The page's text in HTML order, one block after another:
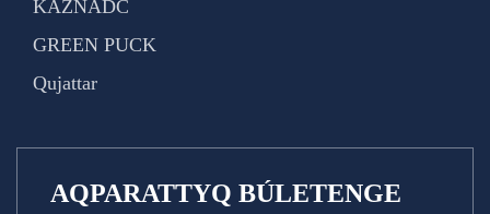
KAZNADC
GREEN PUCK
Qujattar
AQPARATTYQ BÚLETENGE